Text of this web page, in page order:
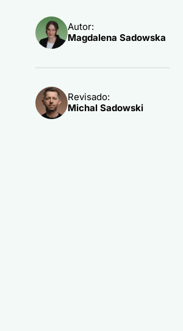
Autor:
Magdalena Sadowska
Revisado:
Michal Sadowski